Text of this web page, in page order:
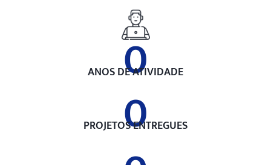
0
ANOS DE ATIVIDADE
0
PROJETOS ENTREGUES